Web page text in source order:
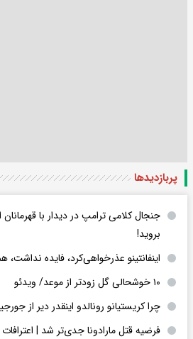
پربازدید‌ها
جنجال کلامی ترامپ در دیدار با
بروید!
اینفانتینو عذرخواهی‌کرد، فایده
۱۰ خوشحالی گل زودتر از موعد/ ویدئو
چرا کریستیانو رونالدو اینقدر دیر از
فرضیه قتل مارادونا جدی‌تر شد | اعترافات